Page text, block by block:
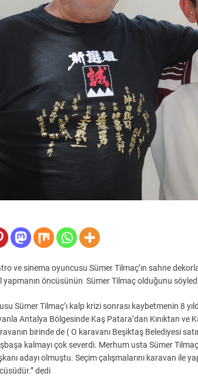
ve sinema oyuncusu Sümer Tilmaç’ın sahne
öncüsünün Sümer Tilmaç olduğunu
Sümer Tilmaç’ı kalp krizi sonrası kaybetmenin 8
Antalya Bölgesinde Kaş Patara’dan Kınıktan
birinde de ( O karavanı Beşiktaş Belediyesi
kalmayı çok severdi. Merhum usta Sümer
adayı olmuştu. Seçim çalışmalarını karavan ile
dedi